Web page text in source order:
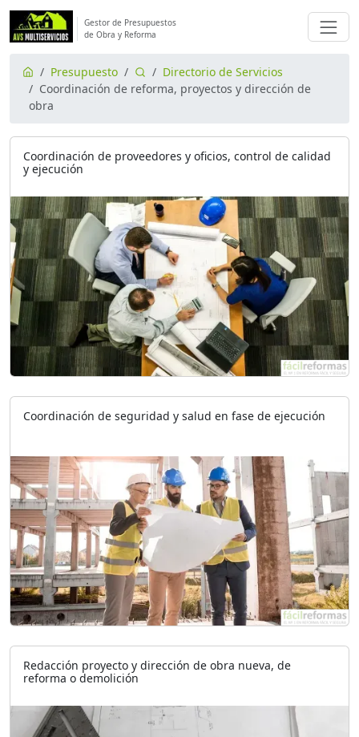
Gestor de Presupuestos
de Obra y Reforma
Presupuesto
Directorio de Servicios
Coordinación de reforma, proyectos y dirección de
obra
Coordinación de proveedores y oficios, control de calidad
y ejecución
Coordinación de seguridad y salud en fase de ejecución
Redacción proyecto y dirección de obra nueva, de
reforma o demolición